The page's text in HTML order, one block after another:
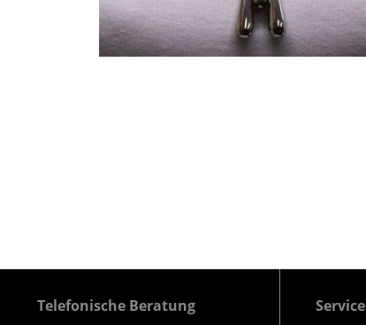
Telefonische Beratung Service